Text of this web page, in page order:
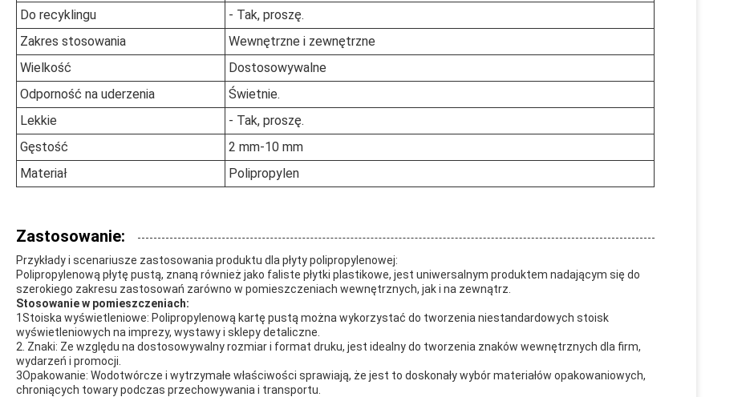
Do recyklingu
- Tak, proszę.
Zakres stosowania
Wewnętrzne i zewnętrzne
Wielkość
Dostosowywalne
Odporność na uderzenia
Świetnie.
Lekkie
- Tak, proszę.
Gęstość
2 mm-10 mm
Materiał
Polipropylen
Zastosowanie:
Przykłady i scenariusze zastosowania produktu dla płyty polipropylenowej:
Polipropylenową płytę pustą, znaną również jako faliste płytki plastikowe, jest uniwersalnym produktem nadającym się do
szerokiego zakresu zastosowań zarówno w pomieszczeniach wewnętrznych, jak i na zewnątrz.
Stosowanie w pomieszczeniach:
1Stoiska wyświetleniowe: Polipropylenową kartę pustą można wykorzystać do tworzenia niestandardowych stoisk
wyświetleniowych na imprezy, wystawy i sklepy detaliczne.
2. Znaki: Ze względu na dostosowywalny rozmiar i format druku, jest idealny do tworzenia znaków wewnętrznych dla firm,
wydarzeń i promocji.
3Opakowanie: Wodotwórcze i wytrzymałe właściwości sprawiają, że jest to doskonały wybór materiałów opakowaniowych,
chroniących towary podczas przechowywania i transportu.